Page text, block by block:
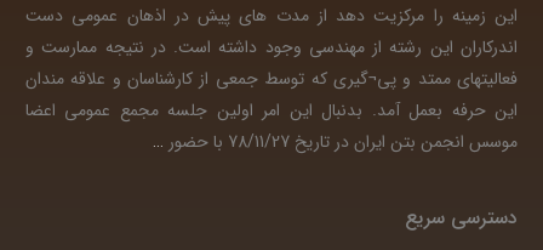
این زمینه را مرکزیت دهد از مدت های پیش در اذهان عمومی دست
اندرکاران این رشته از مهندسی وجود داشته است. در نتیجه ممارست و
فعالیتهای ممتد و پی¬گیری که توسط جمعی از کارشناسان و علاقه مندان
این حرفه بعمل آمد. بدنبال این امر اولین جلسه مجمع عمومی اعضا
موسس انجمن بتن ایران در تاریخ 78/11/27 با حضور
…
دسترسی سریع